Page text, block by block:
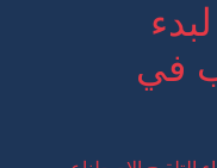
في